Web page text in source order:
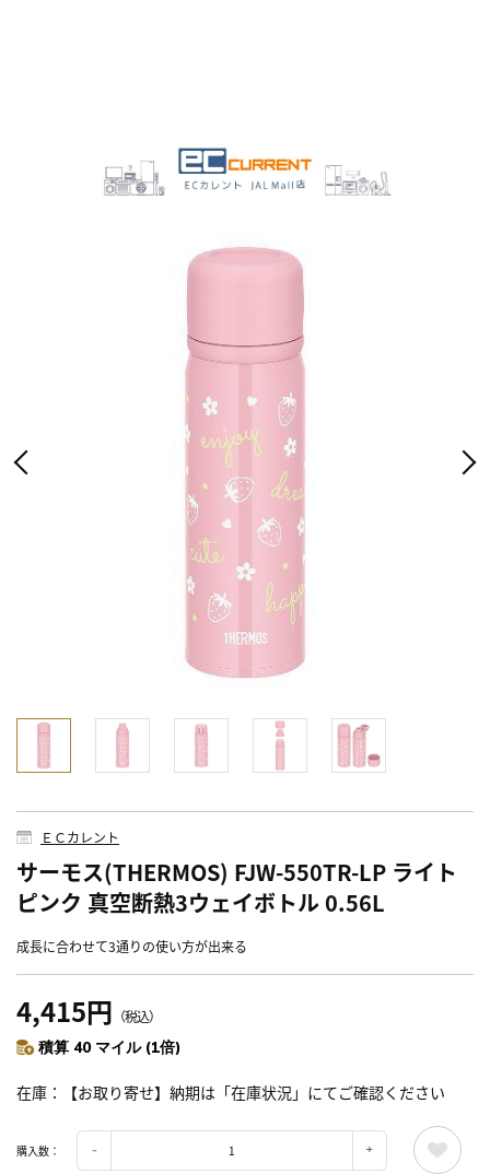
ＥＣカレント
サーモス(THERMOS) FJW-550TR-LP ライト
ピンク 真空断熱3ウェイボトル 0.56L
成長に合わせて3通りの使い方が出来る
4,415円 （税込）
積算 40 マイル (1倍)
在庫 【お取り寄せ】納期は「在庫状況」にてご確認ください
購入数：